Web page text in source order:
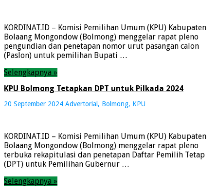
KORDINAT.ID – Komisi Pemilihan Umum (KPU) Kabupaten
Bolaang Mongondow (Bolmong) menggelar rapat pleno
pengundian dan penetapan nomor urut pasangan calon
(Paslon) untuk pemilihan Bupati …
Selengkapnya »
KPU Bolmong Tetapkan DPT untuk Pilkada 2024
20 September 2024 Advertorial , Bolmong, KPU
KORDINAT.ID – Komisi Pemilihan Umum (KPU) Kabupaten
Bolaang Mongondow (Bolmong) menggelar rapat pleno
terbuka rekapitulasi dan penetapan Daftar Pemilih Tetap
(DPT) untuk Pemilihan Gubernur …
Selengkapnya »